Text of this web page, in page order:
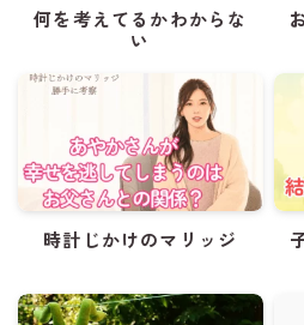
何を考えてるかわからな
い
時計じかけのマリッジ